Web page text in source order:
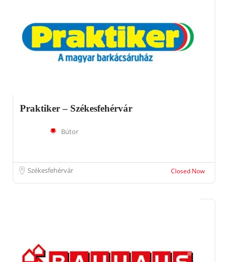
Praktiker – Székesfehérvár
Bútor
Székesfehérvár Closed Now